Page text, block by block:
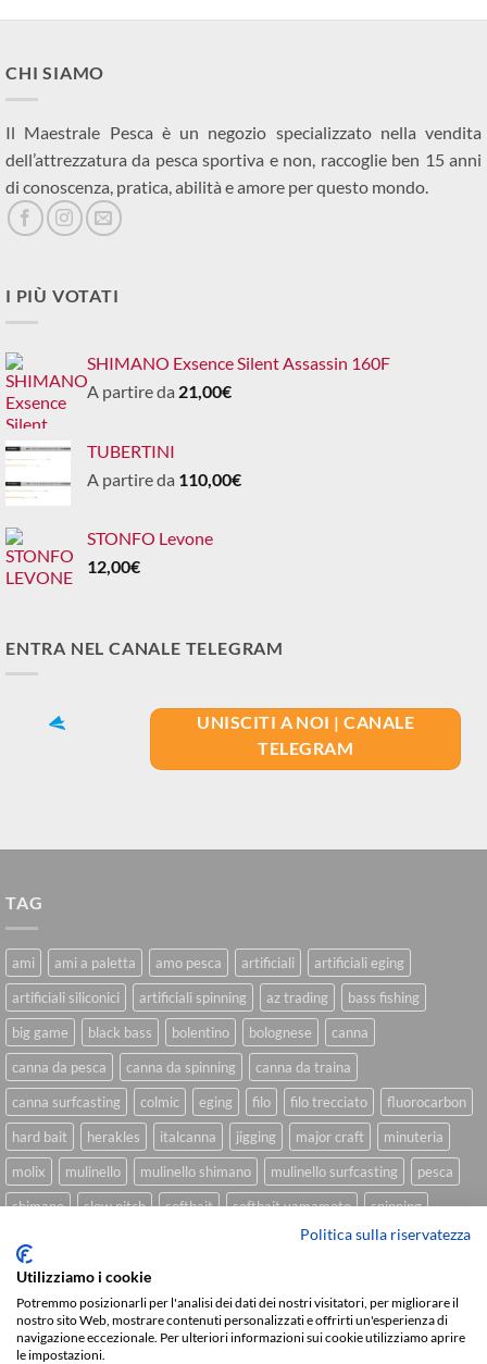
CHI SIAMO
Il Maestrale Pesca è un negozio specializzato nella vendita
dell’attrezzatura da pesca sportiva e non, raccoglie ben 15 anni
di conoscenza, pratica, abilità e amore per questo mondo.
I PIÙ VOTATI
SHIMANO Exsence Silent Assassin 160F
A partire da 21,00€
TUBERTINI
A partire da 110,00€
STONFO Levone
12,00€
ENTRA NEL CANALE TELEGRAM
UNISCITI A NOI | CANALE
TELEGRAM
TAG
ami ami a paletta amo pesca artificiali
artificiali eging
artificiali siliconici
artificiali spinning az trading
bass fishing
big game
black bass bolentino bolognese
canna
canna da pesca
canna da spinning
canna da traina
canna surfcasting
colmic eging filo filo trecciato
fluorocarbon
hard bait
herakles italcanna jigging major craft
minuteria
molix
mulinello mulinello shimano mulinello surfcasting
pesca
shimano
slow pitch softbait softbait yamamoto
spinning
spinning inshore
trecciato trolling tubertini
Sviluppato daWe Blink Design
Politica sulla riservatezza
Utilizziamo i cookie
Potremmo posizionarli per l'analisi dei dati dei nostri visitatori, per migliorare il
nostro sito Web, mostrare contenuti personalizzati e offrirti un'esperienza di
navigazione eccezionale. Per ulteriori informazioni sui cookie utilizziamo aprire
le impostazioni.